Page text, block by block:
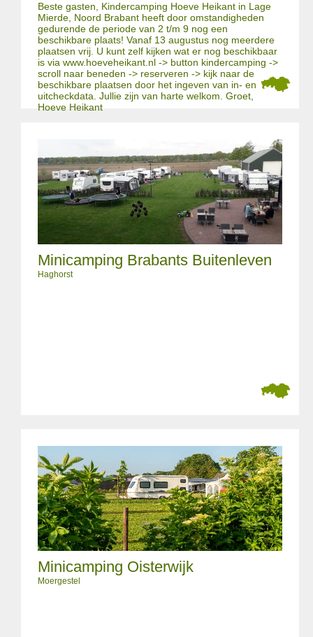
Beste gasten, Kindercamping Hoeve Heikant in Lage
Mierde, Noord Brabant heeft door omstandigheden
gedurende de periode van 2 t/m 9 nog een
beschikbare plaats! Vanaf 13 augustus nog meerdere
plaatsen vrij. U kunt zelf kijken wat er nog beschikbaar
is via www.hoeveheikant.nl -> button kindercamping ->
scroll naar beneden -> reserveren -> kijk naar de
beschikbare plaatsen door het ingeven van in- en
uitcheckdata. Jullie zijn van harte welkom. Groet,
Hoeve Heikant
Minicamping Brabants Buitenleven
Haghorst
Minicamping Oisterwijk
Moergestel